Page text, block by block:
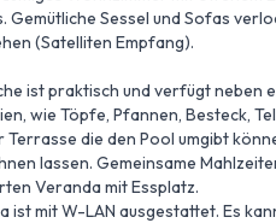
Gemütliche Sessel und Sofas
(Satelliten Empfang).
ist praktisch und verfügt neben
wie Töpfe, Pfannen, Besteck,
Terrasse die den Pool umgibt
lassen. Gemeinsame
Veranda mit Essplatz.
ist mit W-LAN ausgestattet. Es